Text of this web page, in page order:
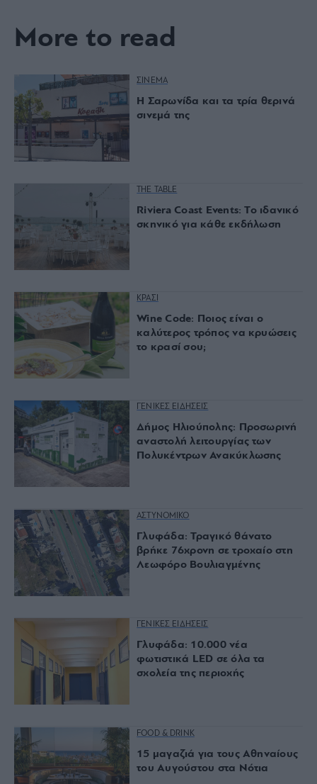
More to read
ΣΙΝΕΜΑ
Η Σαρωνίδα και τα τρία θερινά
σινεμά της
THE TABLE
Riviera Coast Events: Το ιδανικό
σκηνικό για κάθε εκδήλωση
ΚΡΑΣΙ
Wine Code: Ποιος είναι ο
καλύτερος τρόπος να κρυώσεις
το κρασί σου;
ΓΕΝΙΚΕΣ ΕΙΔΗΣΕΙΣ
Δήμος Ηλιούπολης: Προσωρινή
αναστολή λειτουργίας των
Πολυκέντρων Ανακύκλωσης
ΑΣΤΥΝΟΜΙΚΟ
Γλυφάδα: Τραγικό θάνατο
βρήκε 76χρονη σε τροχαίο στη
Λεωφόρο Βουλιαγμένης
ΓΕΝΙΚΕΣ ΕΙΔΗΣΕΙΣ
Γλυφάδα: 10.000 νέα
φωτιστικά LED σε όλα τα
σχολεία της περιοχής
FOOD & DRINK
15 μαγαζιά για τους Αθηναίους
του Αυγούστου στα Νότια